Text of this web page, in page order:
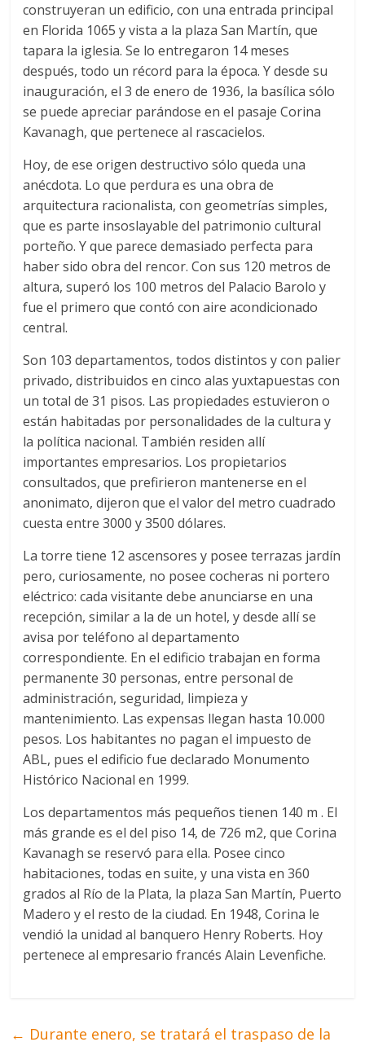
construyeran un edificio, con una entrada principal
en Florida 1065 y vista a la plaza San Martín, que
tapara la iglesia. Se lo entregaron 14 meses
después, todo un récord para la época. Y desde su
inauguración, el 3 de enero de 1936, la basílica sólo
se puede apreciar parándose en el pasaje Corina
Kavanagh, que pertenece al rascacielos.
Hoy, de ese origen destructivo sólo queda una
anécdota. Lo que perdura es una obra de
arquitectura racionalista, con geometrías simples,
que es parte insoslayable del patrimonio cultural
porteño. Y que parece demasiado perfecta para
haber sido obra del rencor. Con sus 120 metros de
altura, superó los 100 metros del Palacio Barolo y
fue el primero que contó con aire acondicionado
central.
Son 103 departamentos, todos distintos y con palier
privado, distribuidos en cinco alas yuxtapuestas con
un total de 31 pisos. Las propiedades estuvieron o
están habitadas por personalidades de la cultura y
la política nacional. También residen allí
importantes empresarios. Los propietarios
consultados, que prefirieron mantenerse en el
anonimato, dijeron que el valor del metro cuadrado
cuesta entre 3000 y 3500 dólares.
La torre tiene 12 ascensores y posee terrazas jardín
pero, curiosamente, no posee cocheras ni portero
eléctrico: cada visitante debe anunciarse en una
recepción, similar a la de un hotel, y desde allí se
avisa por teléfono al departamento
correspondiente. En el edificio trabajan en forma
permanente 30 personas, entre personal de
administración, seguridad, limpieza y
mantenimiento. Las expensas llegan hasta 10.000
pesos. Los habitantes no pagan el impuesto de
ABL, pues el edificio fue declarado Monumento
Histórico Nacional en 1999.
Los departamentos más pequeños tienen 140 m . El
más grande es el del piso 14, de 726 m2, que Corina
Kavanagh se reservó para ella. Posee cinco
habitaciones, todas en suite, y una vista en 360
grados al Río de la Plata, la plaza San Martín, Puerto
Madero y el resto de la ciudad. En 1948, Corina le
vendió la unidad al banquero Henry Roberts. Hoy
pertenece al empresario francés Alain Levenfiche.
← Durante enero, se tratará el traspaso de la